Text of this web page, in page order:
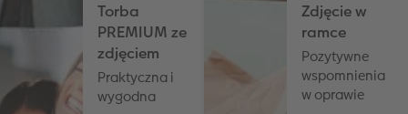
Torba
PREMIUM ze
zdjęciem
Praktyczna i
wygodna
Zdjęcie w
ramce
Pozytywne
wspomnienia
w oprawie